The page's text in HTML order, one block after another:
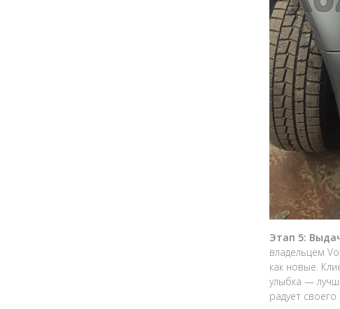
Этап 5:
владельцем
как новые.
улыбка —
радует